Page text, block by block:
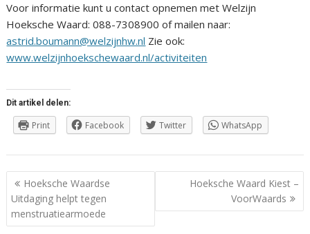
Voor informatie kunt u contact opnemen met Welzijn
Hoeksche Waard: 088-7308900 of mailen naar:
astrid.boumann@welzijnhw.nl Zie ook:
www.welzijnhoekschewaard.nl/activiteiten
Dit artikel delen:
Print Facebook Twitter WhatsApp
Berichtnavigatie
Hoeksche Waardse
Uitdaging helpt tegen
menstruatiearmoede
Hoeksche Waard Kiest –
VoorWaards